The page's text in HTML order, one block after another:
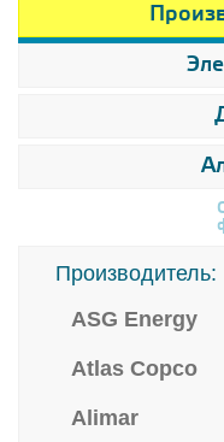
Производитель:
ASG Energy
Atlas Copco
Alimar